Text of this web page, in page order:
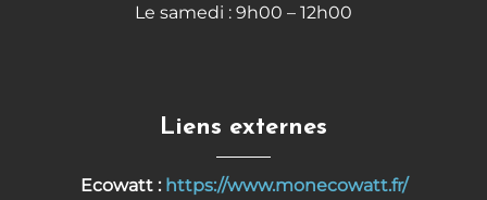
Le samedi : 9h00 – 12h00
Liens externes
Ecowatt : https://www.monecowatt.fr/